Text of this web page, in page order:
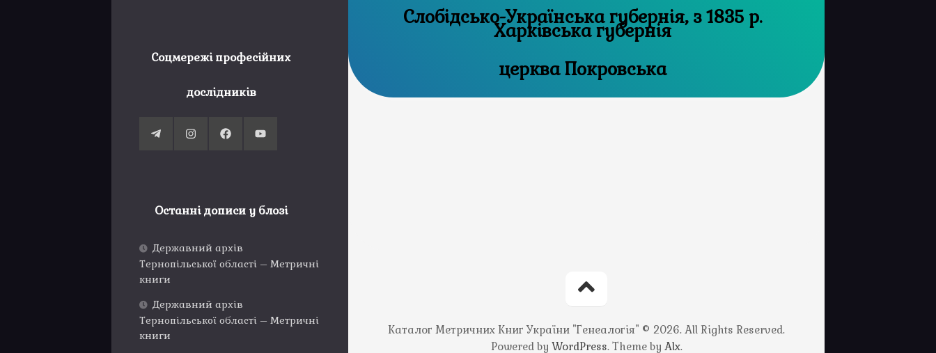
Соцмережі професійних
дослідників
Останні дописи у блозі
Державний архів
Тернопільської області – Метричні
книги
Державний архів
Тернопільської області – Метричні
книги
Слобідсько-Українська губернія, з 1835 р.
Харківська губернія
церква Покровська
Каталог Метричних Книг України "Генеалогія" © 2026. All Rights Reserved.
Powered by WordPress. Theme by Alx.